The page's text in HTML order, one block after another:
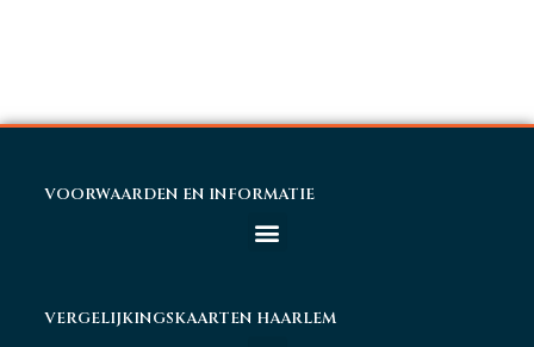
VOORWAARDEN EN INFORMATIE
VERGELIJKINGSKAARTEN HAARLEM